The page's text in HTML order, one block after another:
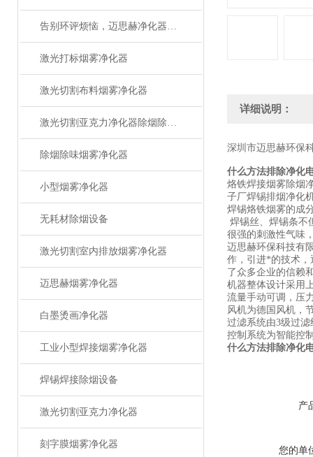
告别环评烦恼，迈思赫净化器助您轻松达标
激光打标烟雾净化器
激光切割布料烟雾净化器
激光切割亚克力净化器除烟除味设备
除烟除味烟雾净化器
小型烟雾净化器
无耗材除烟设备
激光切割室内排放烟雾净化器
迈思赫烟雾净化器
白墨烫画净化器
工业小型焊接烟雾净化器
焊锡焊接除烟设备
激光切割亚克力净化器
刻字膜烟雾净化器
详细说明：
深圳市迈思赫环保
什么方法排除净化
烙铁焊接烟雾除烟
子厂焊锡排烟净化
焊锡烙铁烟雾的成
焊锡丝、焊锡条不
很强的刺激性气味
迈思赫环保科技有
作，引进*的技术，
了众多企业的信赖
机器整体设计采用
流量手动可调，压
风机为德国风机，
过滤系统由3级过
控制系统为智能控
什么方法排除净化
产
您的单